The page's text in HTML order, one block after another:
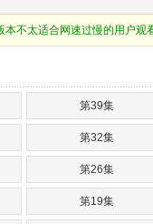
本不太适合网速过慢的用户观
第39集
第32集
第26集
第19集